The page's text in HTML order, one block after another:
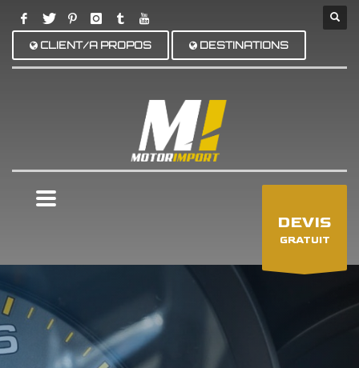
CLIENT/A PROPOS DESTINATIONS
DEVIS
GRATUIT